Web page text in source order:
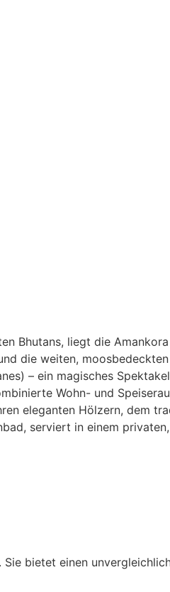
Bhutans, liegt die
die weiten,
– ein magisches
Wohn- und
eleganten Hölzern, dem
serviert in einem
bietet einen